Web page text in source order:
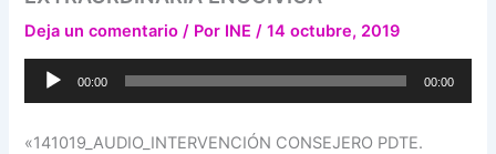
Deja un comentario / Por INE/14 octubre, 2019
Reproductor
00:00 00:00
«141019_AUDIO_INTERVENCIÓN CONSEJERO PDTE.